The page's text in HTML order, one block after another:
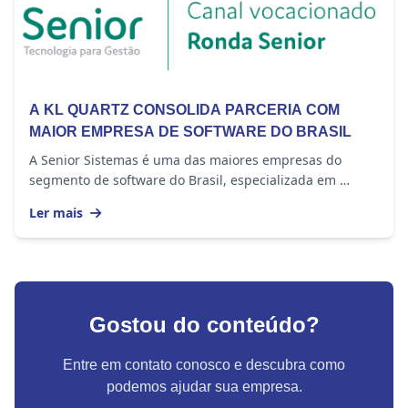
A KL QUARTZ CONSOLIDA PARCERIA COM
MAIOR EMPRESA DE SOFTWARE DO BRASIL
A Senior Sistemas é uma das maiores empresas do
segmento de software do Brasil, especializada em
Ler mais
Gostou do conteúdo?
Entre em contato conosco e descubra como
podemos ajudar sua empresa.